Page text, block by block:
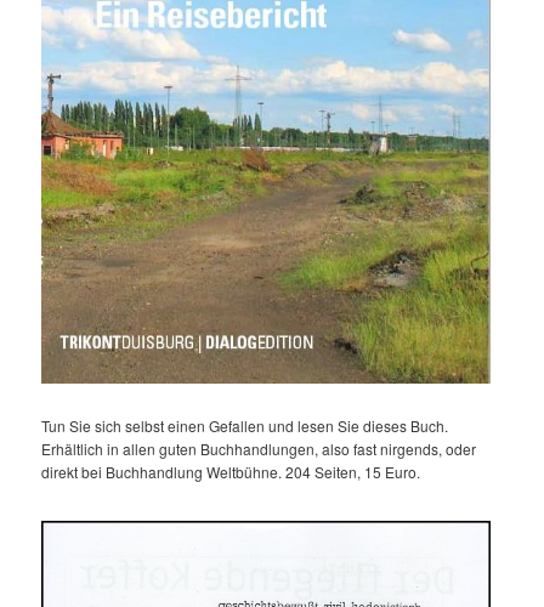
Tun Sie sich selbst einen Gefallen und lesen Sie dieses Buch.
Erhältlich in allen guten Buchhandlungen, also fast nirgends, oder
direkt bei Buchhandlung Weltbühne. 204 Seiten, 15 Euro.